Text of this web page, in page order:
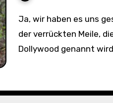
Ja, wir haben es uns gestern richtig „gegeben“. Angekommen, nach
der verrückten Meile,
Dollywood genannt